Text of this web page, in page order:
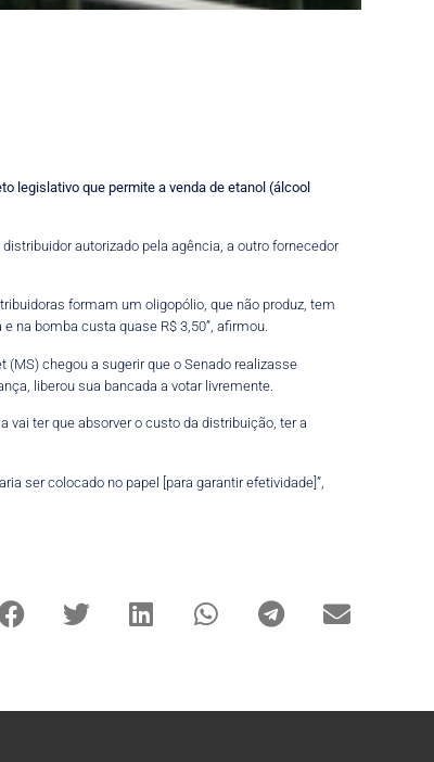
legislativo que permite a venda de etanol (álcool
autorizado pela agência, a outro fornecedor
formam um oligopólio, que não produz, tem
na bomba custa quase R$ 3,50”, afirmou.
chegou a sugerir que o Senado realizasse
liberou sua bancada a votar livremente.
vai ter que absorver o custo da distribuição, ter a
ser colocado no papel [para garantir efetividade]”,